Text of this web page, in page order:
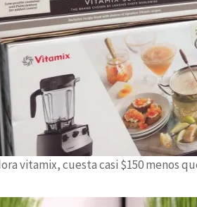
vitamix, cuesta casi $150 menos